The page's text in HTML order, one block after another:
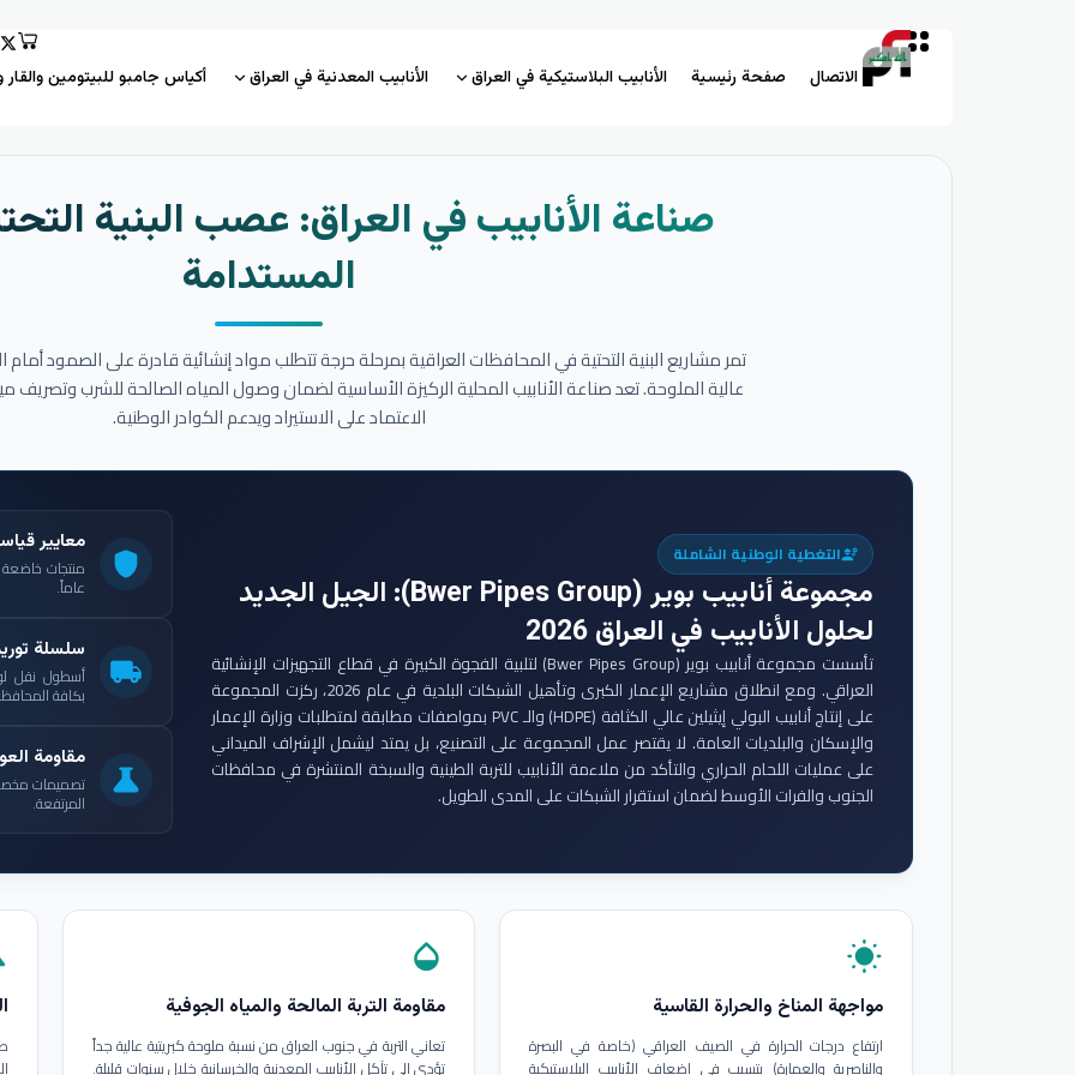
الاتصال صفحة رئيسية الأنابيب البلاستيكية في العراق الأنابيب المعدنية في العراق أكياس جامبو للبيتومين والقار
صناعة الأنابيب في العراق: عصب البنية
المستدامة
تمر مشاريع البنية التحتية في المحافظات العراقية بمرحلة حرجة تتطلب مواد إنشائية قادرة على الصمود أمام
عالية الملوحة. تعد صناعة الأنابيب المحلية الركيزة الأساسية لضمان وصول المياه الصالحة للشرب وتصريف
الاعتماد على الاستيراد ويدعم الكوادر الوطنية.
engineeringالتغطية الوطنية الشاملة
مجموعة أنابيب بوير (Bwer Pipes Group)
: الجيل الجديد
لحلول الأنابيب في العراق 2026
تأسست مجموعة أنابيب بوير (Bwer Pipes Group) لتلبية الفجوة الكبيرة في قطاع التجهيزات الإنشائية
العراقي. ومع انطلاق مشاريع الإعمار الكبرى وتأهيل الشبكات البلدية في عام 2026، ركزت المجموعة
على إنتاج أنابيب البولي إيثيلين عالي الكثافة (HDPE) والـ PVC بمواصفات مطابقة لمتطلبات وزارة الإعمار
والإسكان والبلديات العامة. لا يقتصر عمل المجموعة على التصنيع، بل يمتد ليشمل الإشراف الميداني
على عمليات اللحام الحراري والتأكد من ملاءمة الأنابيب للتربة الطينية والسبخة المنتشرة في محافظات
الجنوب والفرات الأوسط لضمان استقرار الشبكات على المدى الطويل.
shield
معايير
عاماً.
local_shipping
سلسلة
أسطول نقل
بكافة
science
مقاومة
تصميمات
المرتفعة.
wb_sunny
مواجهة المناخ والحرارة القاسية
ارتفاع درجات الحرارة في الصيف العراقي (خاصة في البصرة
والناصرية والعمارة) يتسبب في إضعاف الأنابيب البلاستيكية
opacity
مقاومة التربة المالحة والمياه الجوفية
تعاني التربة في جنوب العراق من نسبة ملوحة كبريتية عالية جداً
تؤدي إلى تآكل الأنابيب المعدنية والخرسانية خلال سنوات قليلة.